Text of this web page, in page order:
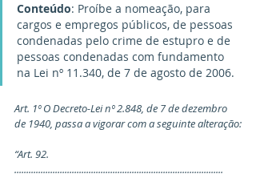
Conteúdo: Proíbe a nomeação, para
cargos e empregos públicos, de pessoas
condenadas pelo crime de estupro e de
pessoas condenadas com fundamento
na Lei nº 11.340, de 7 de agosto de 2006.
Art. 1º O Decreto-Lei nº 2.848, de 7 de dezembro
de 1940, passa a vigorar com a seguinte alteração:
“Art. 92.
.......................................................................................